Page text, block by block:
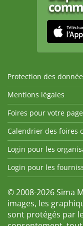
Protection des
Mentions légales
Foires pour votre
Calendrier des foires
Login pour les
Login pour les
© 2008-2026 Sima
images, les
sont protégés par